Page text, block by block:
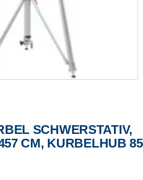
SCHWERSTATIV,
CM, KURBELHUB 85